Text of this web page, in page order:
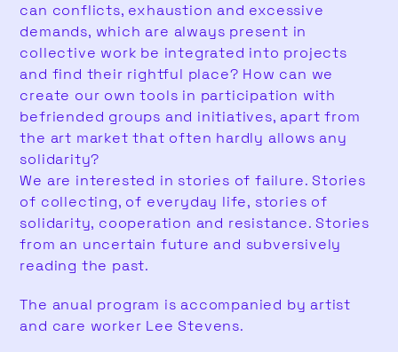
can conflicts, exhaustion and excessive
demands, which are always present in
collective work be integrated into projects
and find their rightful place? How can we
create our own tools in participation with
befriended groups and initiatives, apart from
the art market that often hardly allows any
solidarity?
We are interested in stories of failure. Stories
of collecting, of everyday life, stories of
solidarity, cooperation and resistance. Stories
from an uncertain future and subversively
reading the past.
The anual program is accompanied by artist
and care worker Lee Stevens.